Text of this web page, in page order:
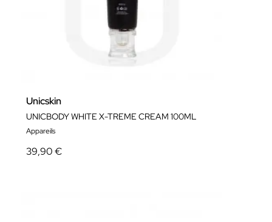
Unicskin
UNICBODY WHITE X-TREME CREAM 100ML
Appareils
39,90 €